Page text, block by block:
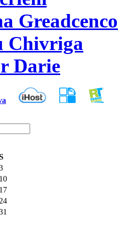
Greadcenco
Chivriga
Darie
10
17
24